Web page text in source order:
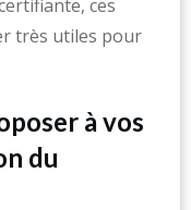
ces
très utiles pour
à vos
du